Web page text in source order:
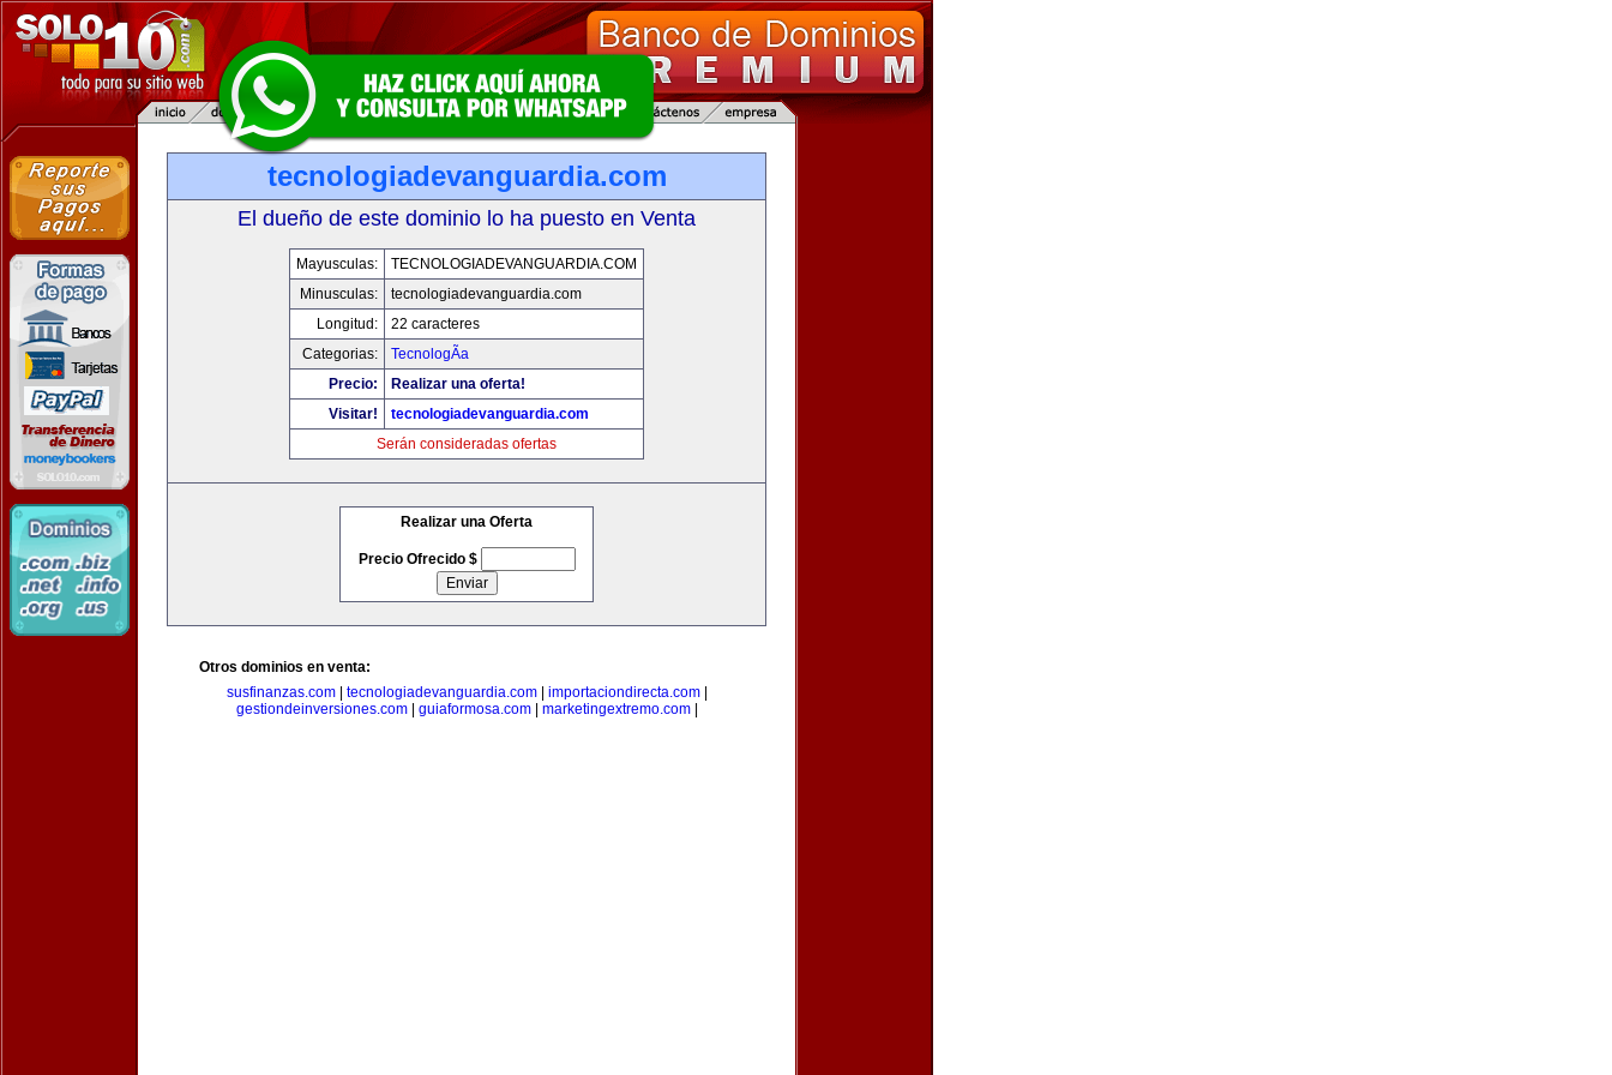
tecnologiadevanguardia.com
El dueño de este dominio lo ha puesto en Venta
Mayusculas:
TECNOLOGIADEVANGUARDIA.COM
Minusculas:
tecnologiadevanguardia.com
Longitud:
22 caracteres
Categorias:
TecnologÃ­a
Precio:
Realizar una oferta!
Visitar!
tecnologiadevanguardia.com
Serán consideradas ofertas
Realizar una Oferta
Precio Ofrecido $
Otros dominios en venta:
susfinanzas.com| tecnologiadevanguardia.com| importaciondirecta.com|
gestiondeinversiones.com| guiaformosa.com| marketingextremo.com|